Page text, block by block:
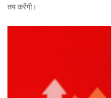
तय करेंगी।